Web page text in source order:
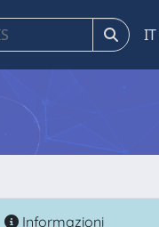
IT
Informazioni